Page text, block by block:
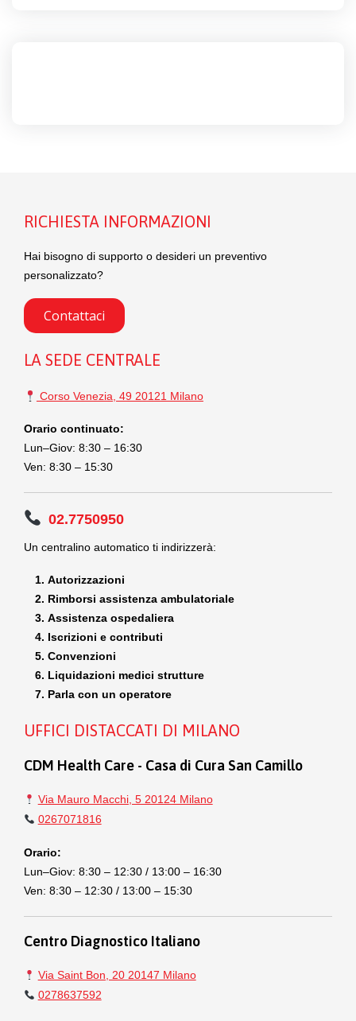
RICHIESTA INFORMAZIONI
Hai bisogno di supporto o desideri un preventivo
personalizzato?
Contattaci
LA SEDE CENTRALE
Corso Venezia, 49 20121 Milano
Orario continuato:
Lun–Giov: 8:30 – 16:30
Ven: 8:30 – 15:30
02.7750950
Un centralino automatico ti indirizzerà:
Autorizzazioni
Rimborsi assistenza ambulatoriale
Assistenza ospedaliera
Iscrizioni e contributi
Convenzioni
Liquidazioni medici strutture
Parla con un operatore
UFFICI DISTACCATI DI MILANO
CDM Health Care - Casa di Cura San Camillo
Via Mauro Macchi, 5 20124 Milano
0267071816
Orario:
Lun–Giov: 8:30 – 12:30 / 13:00 – 16:30
Ven: 8:30 – 12:30 / 13:00 – 15:30
Centro Diagnostico Italiano
Via Saint Bon, 20 20147 Milano
0278637592